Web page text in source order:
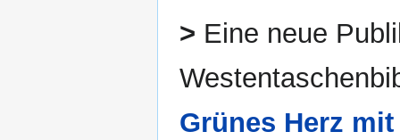
> Eine neue
Grünes Herz